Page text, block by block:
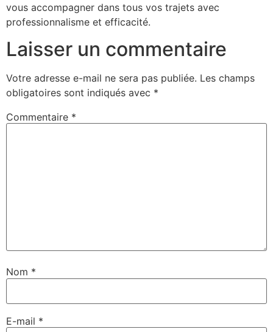
vous accompagner dans tous vos trajets avec
professionnalisme et efficacité.
Laisser un commentaire
Votre adresse e-mail ne sera pas publiée. Les champs
obligatoires sont indiqués avec *
Commentaire *
Nom *
E-mail *